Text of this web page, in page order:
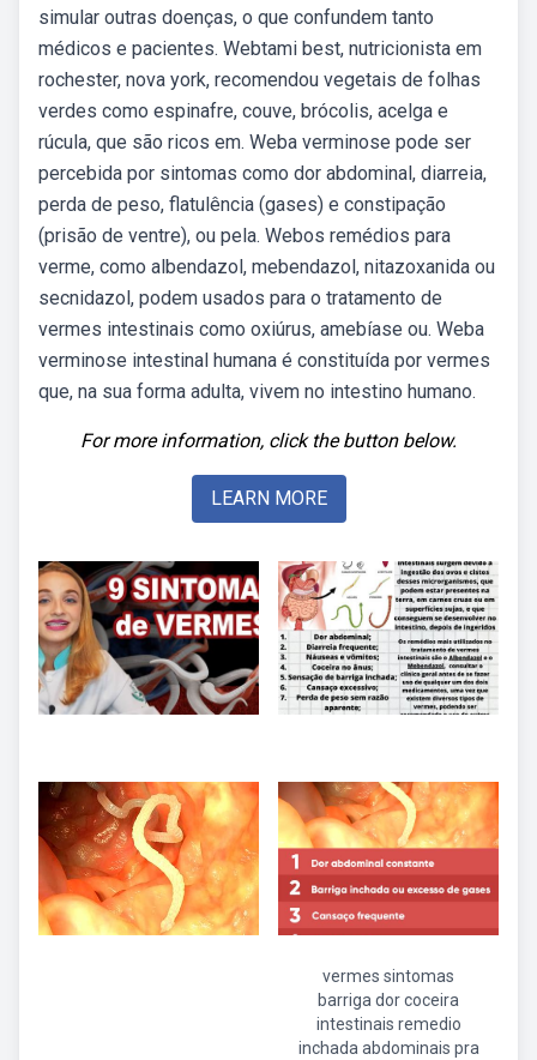
simular outras doenças, o que confundem tanto
médicos e pacientes. Webtami best, nutricionista em
rochester, nova york, recomendou vegetais de folhas
verdes como espinafre, couve, brócolis, acelga e
rúcula, que são ricos em. Weba verminose pode ser
percebida por sintomas como dor abdominal, diarreia,
perda de peso, flatulência (gases) e constipação
(prisão de ventre), ou pela. Webos remédios para
verme, como albendazol, mebendazol, nitazoxanida ou
secnidazol, podem usados para o tratamento de
vermes intestinais como oxiúrus, amebíase ou. Weba
verminose intestinal humana é constituída por vermes
que, na sua forma adulta, vivem no intestino humano.
For more information, click the button below.
LEARN MORE
vermes sintomas
barriga dor coceira
intestinais remedio
inchada abdominais pra